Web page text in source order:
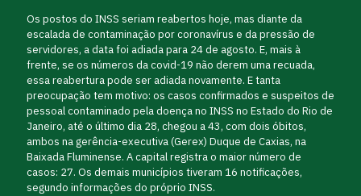
Os postos do INSS seriam reabertos hoje, mas diante da
escalada de contaminação por coronavírus e da pressão de
servidores, a data foi adiada para 24 de agosto. E, mais à
frente, se os números da covid-19 não derem uma recuada,
essa reabertura pode ser adiada novamente. E tanta
preocupação tem motivo: os casos confirmados e suspeitos de
pessoal contaminado pela doença no INSS no Estado do Rio de
Janeiro, até o último dia 28, chegou a 43, com dois óbitos,
ambos na gerência-executiva (Gerex) Duque de Caxias, na
Baixada Fluminense. A capital registra o maior número de
casos: 27. Os demais municípios tiveram 16 notificações,
segundo informações do próprio INSS.